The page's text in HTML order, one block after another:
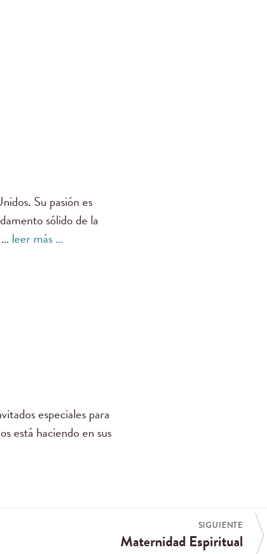
Su pasión es
sólido de la
leer más …
especiales para
está haciendo en sus
SIGUIENTE
Maternidad Espiritual